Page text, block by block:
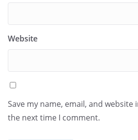
Website
Save my name, email, and
the next time I comment.